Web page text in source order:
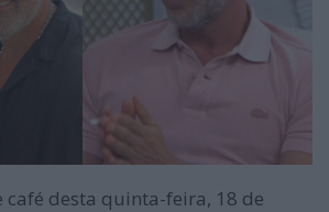
café desta quinta-feira, 18 de